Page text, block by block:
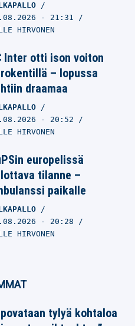
- 21:31
HIRVONEN
Inter otti ison voiton
– lopussa
draamaa
- 20:52
HIRVONEN
europelissä
tilanne –
paikalle
- 20:28
HIRVONEN
tylyä kohtaloa